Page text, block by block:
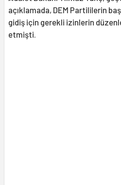
açıklamada, DEM Partililerin
gidiş için gerekli izinlerin
etmişti.